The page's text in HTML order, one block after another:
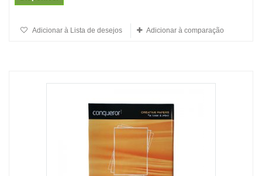
Adicionar à Lista de desejos Adicionar à comparação